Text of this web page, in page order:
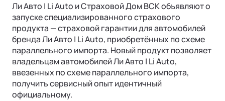
Ли Авто | Li Auto и Страховой Дом ВСК объявляют о
запуске специализированного страхового
продукта — страховой гарантии для автомобилей
бренда Ли Авто | Li Auto, приобретённых по схеме
параллельного импорта. Новый продукт позволяет
владельцам автомобилей Ли Авто | Li Auto,
ввезенных по схеме параллельного импорта,
получить сервисный опыт идентичный
официальному.